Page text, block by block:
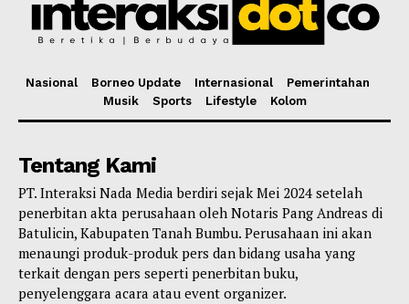
Nasional Borneo Update Internasional
Pemerintahan
Musik
Sports Lifestyle Kolom
Tentang Kami
PT. Interaksi Nada Media berdiri sejak Mei 2024 setelah
penerbitan akta perusahaan oleh Notaris Pang Andreas di
Batulicin, Kabupaten Tanah Bumbu. Perusahaan ini akan
menaungi produk-produk pers dan bidang usaha yang
terkait dengan pers seperti penerbitan buku,
penyelenggara acara atau event organizer.